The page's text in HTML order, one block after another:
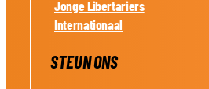
Jonge Libertariers
Internationaal
STEUN ONS